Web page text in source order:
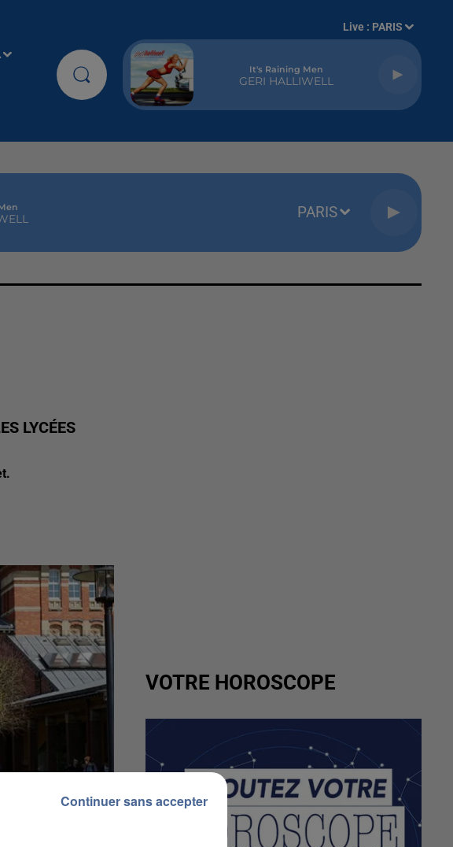
Live : PARIS
It's Raining Men
GERI HALLIWELL
PARIS
LYCÉES
VOTRE HOROSCOPE
Continuer sans accepter